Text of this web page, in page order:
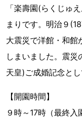
「楽壽園(らくじゅ
まりです。明治９
大震災で洋館・和館
しまいました。震
天皇)ご成婚記念と
【開園時間】
９時～17時（最終入